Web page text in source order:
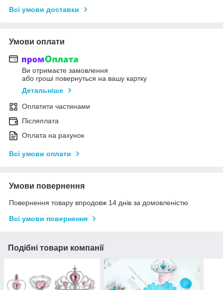
Всі умови доставки
Умови оплати
Ви отримаєте замовлення
або гроші повернуться на вашу картку
Детальніше
Оплатити частинами
Післяплата
Оплата на рахунок
Всі умови оплати
Умови повернення
Повернення товару впродовж 14 днів за домовленістю
Всі умови повернення
Подібні товари компанії